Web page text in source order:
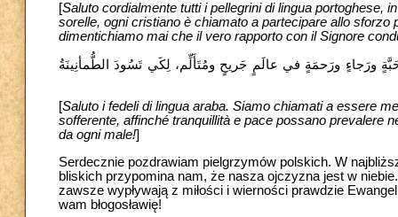
[Saluto cordialmente tutti i pellegrini di lingua portoghese,
sorelle, ogni cristiano è chiamato a partecipare allo sforzo
dimentichiamo mai che il vero rapporto con il Signore
ورَجاءٍ ورَحمَةٍ في عالَمٍ جَريحٍ ومُتَأَلِّم، لِكَي تَسُودَ الطُّمأنِينَةُ
[Saluto i fedeli di lingua araba. Siamo chiamati a essere
sofferente, affinché tranquillità e pace possano prevalere
da ogni male‎‎‎‏!]
Serdecznie pozdrawiam pielgrzymów polskich. W
bliskich przypomina nam, że nasza ojczyzna jest w
zawsze wypływają z miłości i wierności prawdzie
wam błogosławię!